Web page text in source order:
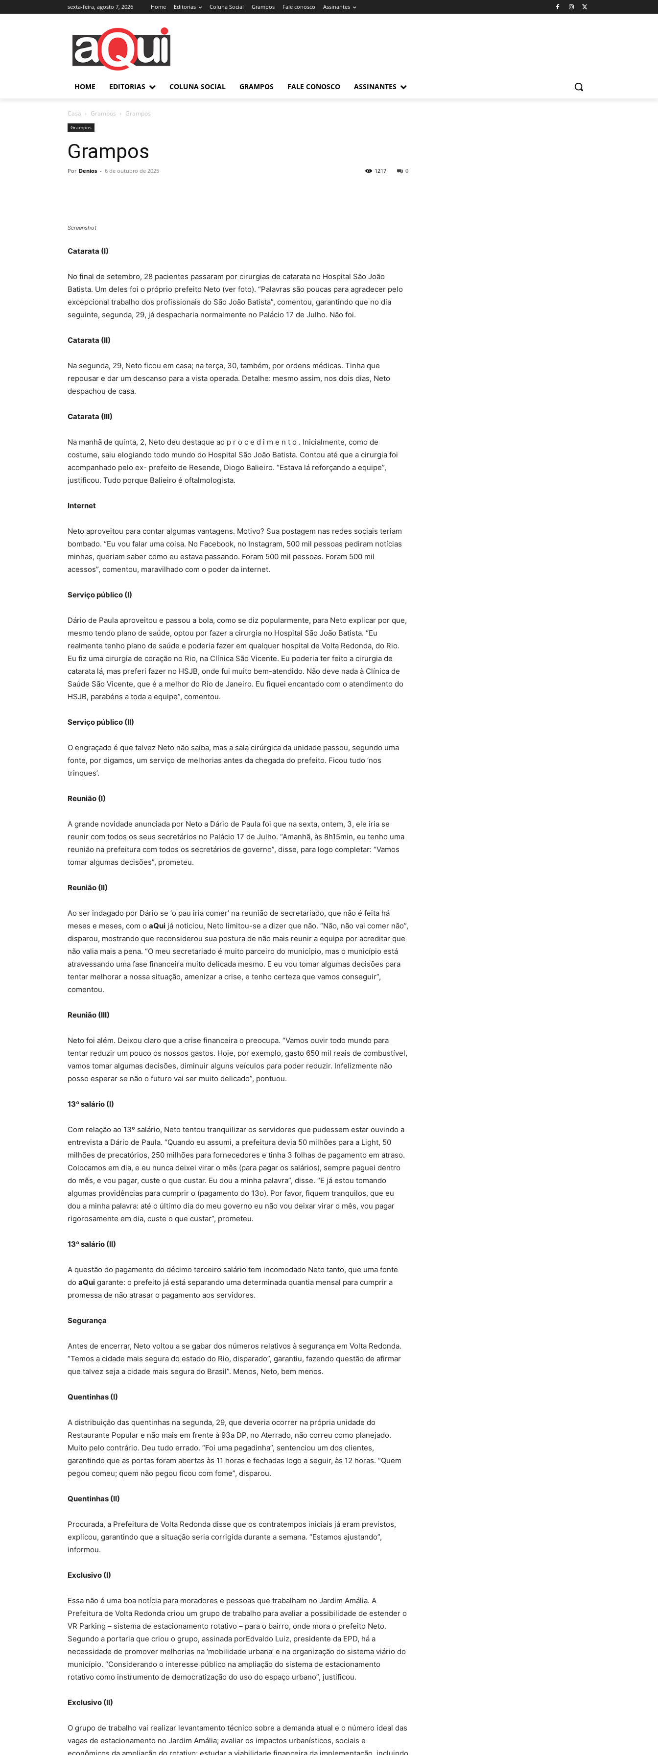
sexta-feira, agosto 7, 2026 Home Editorias Coluna Social Grampos Fale conosco Assinantes
HOME EDITORIAS COLUNA SOCIAL GRAMPOS FALE CONOSCO ASSINANTES
Casa Grampos Grampos
Grampos
Grampos
Por Denios - 6 de outubro de 2025 0
1217
Screenshot
Catarata (I)
No final de setembro, 28 pacientes passaram por cirurgias de catarata no Hospital São João
Batista. Um deles foi o próprio prefeito Neto (ver foto). “Palavras são poucas para agradecer pelo
excepcional trabalho dos profissionais do São João Batista”, comentou, garantindo que no dia
seguinte, segunda, 29, já despacharia normalmente no Palácio 17 de Julho. Não foi.
Catarata (II)
Na segunda, 29, Neto ficou em casa; na terça, 30, também, por ordens médicas. Tinha que
repousar e dar um descanso para a vista operada. Detalhe: mesmo assim, nos dois dias, Neto
despachou de casa.
Catarata (III)
Na manhã de quinta, 2, Neto deu destaque ao p r o c e d i m e n t o . Inicialmente, como de
costume, saiu elogiando todo mundo do Hospital São João Batista. Contou até que a cirurgia foi
acompanhado pelo ex- prefeito de Resende, Diogo Balieiro. “Estava lá reforçando a equipe”,
justificou. Tudo porque Balieiro é oftalmologista.
Internet
Neto aproveitou para contar algumas vantagens. Motivo? Sua postagem nas redes sociais teriam
bombado. “Eu vou falar uma coisa. No Facebook, no Instagram, 500 mil pessoas pediram notícias
minhas, queriam saber como eu estava passando. Foram 500 mil pessoas. Foram 500 mil
acessos”, comentou, maravilhado com o poder da internet.
Serviço público (I)
Dário de Paula aproveitou e passou a bola, como se diz popularmente, para Neto explicar por que,
mesmo tendo plano de saúde, optou por fazer a cirurgia no Hospital São João Batista. “Eu
realmente tenho plano de saúde e poderia fazer em qualquer hospital de Volta Redonda, do Rio.
Eu fiz uma cirurgia de coração no Rio, na Clínica São Vicente. Eu poderia ter feito a cirurgia de
catarata lá, mas preferi fazer no HSJB, onde fui muito bem-atendido. Não deve nada à Clínica de
Saúde São Vicente, que é a melhor do Rio de Janeiro. Eu fiquei encantado com o atendimento do
HSJB, parabéns a toda a equipe”, comentou.
Serviço público (II)
O engraçado é que talvez Neto não saiba, mas a sala cirúrgica da unidade passou, segundo uma
fonte, por digamos, um serviço de melhorias antes da chegada do prefeito. Ficou tudo ‘nos
trinques’.
Reunião (I)
A grande novidade anunciada por Neto a Dário de Paula foi que na sexta, ontem, 3, ele iria se
reunir com todos os seus secretários no Palácio 17 de Julho. “Amanhã, às 8h15min, eu tenho uma
reunião na prefeitura com todos os secretários de governo”, disse, para logo completar: “Vamos
tomar algumas decisões”, prometeu.
Reunião (II)
Ao ser indagado por Dário se ‘o pau iria comer’ na reunião de secretariado, que não é feita há
meses e meses, com o aQui já noticiou, Neto limitou-se a dizer que não. “Não, não vai comer não”,
disparou, mostrando que reconsiderou sua postura de não mais reunir a equipe por acreditar que
não valia mais a pena. “O meu secretariado é muito parceiro do município, mas o município está
atravessando uma fase financeira muito delicada mesmo. E eu vou tomar algumas decisões para
tentar melhorar a nossa situação, amenizar a crise, e tenho certeza que vamos conseguir”,
comentou.
Reunião (III)
Neto foi além. Deixou claro que a crise financeira o preocupa. “Vamos ouvir todo mundo para
tentar reduzir um pouco os nossos gastos. Hoje, por exemplo, gasto 650 mil reais de combustível,
vamos tomar algumas decisões, diminuir alguns veículos para poder reduzir. Infelizmente não
posso esperar se não o futuro vai ser muito delicado”, pontuou.
13º salário (I)
Com relação ao 13º salário, Neto tentou tranquilizar os servidores que pudessem estar ouvindo a
entrevista a Dário de Paula. “Quando eu assumi, a prefeitura devia 50 milhões para a Light, 50
milhões de precatórios, 250 milhões para fornecedores e tinha 3 folhas de pagamento em atraso.
Colocamos em dia, e eu nunca deixei virar o mês (para pagar os salários), sempre paguei dentro
do mês, e vou pagar, custe o que custar. Eu dou a minha palavra”, disse. “E já estou tomando
algumas providências para cumprir o (pagamento do 13o). Por favor, fiquem tranquilos, que eu
dou a minha palavra: até o último dia do meu governo eu não vou deixar virar o mês, vou pagar
rigorosamente em dia, custe o que custar”, prometeu.
13º salário (II)
A questão do pagamento do décimo terceiro salário tem incomodado Neto tanto, que uma fonte
do aQui garante: o prefeito já está separando uma determinada quantia mensal para cumprir a
promessa de não atrasar o pagamento aos servidores.
Segurança
Antes de encerrar, Neto voltou a se gabar dos números relativos à segurança em Volta Redonda.
“Temos a cidade mais segura do estado do Rio, disparado”, garantiu, fazendo questão de afirmar
que talvez seja a cidade mais segura do Brasil”. Menos, Neto, bem menos.
Quentinhas (I)
A distribuição das quentinhas na segunda, 29, que deveria ocorrer na própria unidade do
Restaurante Popular e não mais em frente à 93a DP, no Aterrado, não correu como planejado.
Muito pelo contrário. Deu tudo errado. “Foi uma pegadinha”, sentenciou um dos clientes,
garantindo que as portas foram abertas às 11 horas e fechadas logo a seguir, às 12 horas. “Quem
pegou comeu; quem não pegou ficou com fome”, disparou.
Quentinhas (II)
Procurada, a Prefeitura de Volta Redonda disse que os contratempos iniciais já eram previstos,
explicou, garantindo que a situação seria corrigida durante a semana. “Estamos ajustando”,
informou.
Exclusivo (I)
Essa não é uma boa notícia para moradores e pessoas que trabalham no Jardim Amália. A
Prefeitura de Volta Redonda criou um grupo de trabalho para avaliar a possibilidade de estender o
VR Parking – sistema de estacionamento rotativo – para o bairro, onde mora o prefeito Neto.
Segundo a portaria que criou o grupo, assinada porEdvaldo Luiz, presidente da EPD, há a
necessidade de promover melhorias na ‘mobilidade urbana’ e na organização do sistema viário do
município. “Considerando o interesse público na ampliação do sistema de estacionamento
rotativo como instrumento de democratização do uso do espaço urbano”, justificou.
Exclusivo (II)
O grupo de trabalho vai realizar levantamento técnico sobre a demanda atual e o número ideal das
vagas de estacionamento no Jardim Amália; avaliar os impactos urbanísticos, sociais e